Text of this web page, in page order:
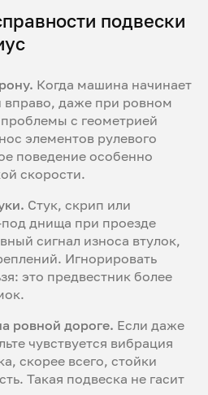
подвески
Когда машина начинает
вправо, даже при ровном
с геометрией
элементов рулевого
поведение особенно
скорости.
Стук, скрип или
днища при проезде
сигнал износа втулок,
Игнорировать
это предвестник более
ровной дороге. Если даже
чувствуется вибрация
скорее всего, стойки
Такая подвеска не гасит